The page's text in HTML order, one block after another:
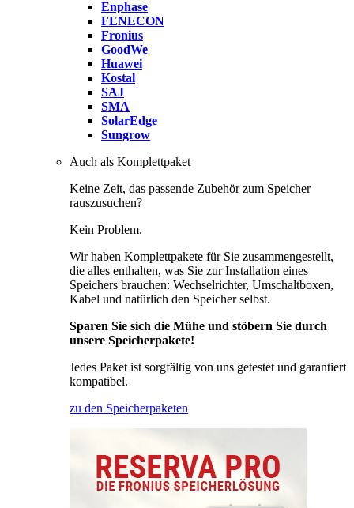
Enphase
FENECON
Fronius
GoodWe
Huawei
Kostal
SAJ
SMA
SolarEdge
Sungrow
Auch als Komplettpaket
Keine Zeit, das passende Zubehör zum Speicher
rauszusuchen?
Kein Problem.
Wir haben Komplettpakete für Sie zusammengestellt,
die alles enthalten, was Sie zur Installation eines
Speichers brauchen: Wechselrichter, Umschaltboxen,
Kabel und natürlich den Speicher selbst.
Sparen Sie sich die Mühe und stöbern Sie durch
unsere Speicherpakete!
Jedes Paket ist sorgfältig von uns getestet und garantiert
kompatibel.
zu den Speicherpaketen